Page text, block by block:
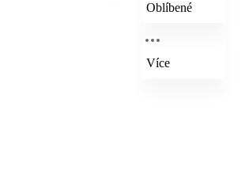
Oblíbené
Více